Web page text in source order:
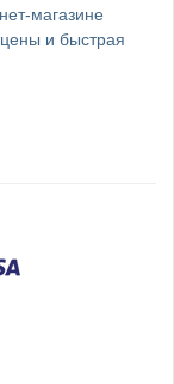
магазине
и быстрая